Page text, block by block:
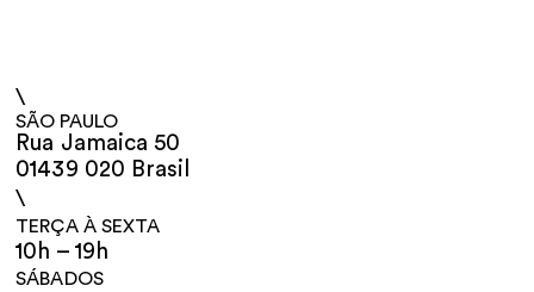
\
SÃO PAULO
Rua Jamaica 50
01439 020 Brasil
\
TERÇA À SEXTA
10h – 19h
SÁBADOS